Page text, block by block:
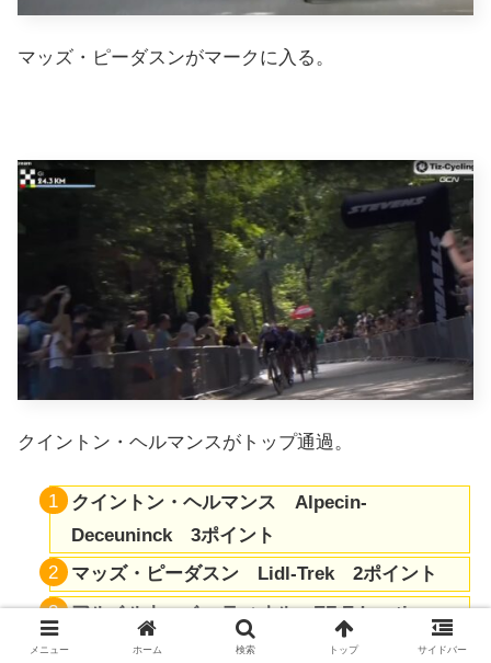
マッズ・ピーダスンがマークに入る。
クイントン・ヘルマンスがトップ通過。
クイントン・ヘルマンス Alpecin-
Deceuninck 3ポイント
マッズ・ピーダスン Lidl-Trek 2ポイント
アルベルト・ベッティオル EF Education-
EasyPost 1ポイント
メニュー ホーム 検索 トップ サイドバー